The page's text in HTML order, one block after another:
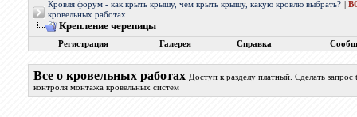
Кровля форум - как крыть крышу, чем крыть крышу, какую кровлю выбрать?
кровельных работах
Крепление черепицы
Регистрация Галерея Справка
Все о кровельных работах Доступ к разделу платный. Сделать
контроля монтажа кровельных систем